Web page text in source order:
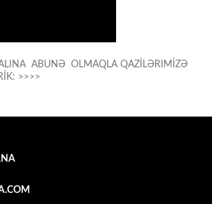
ABUNƏ OLMAQLA QAZİLƏRIMİZƏ
>>>>